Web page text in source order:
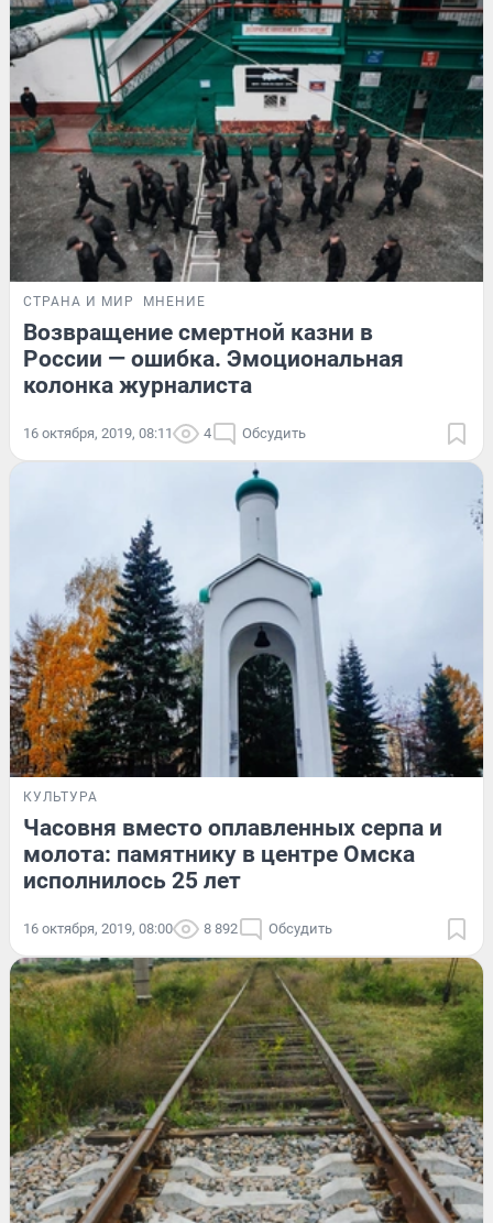
СТРАНА И МИР МНЕНИЕ
Возвращение смертной казни в
России — ошибка. Эмоциональная
колонка журналиста
16 октября, 2019, 08:11 4 Обсудить
КУЛЬТУРА
Часовня вместо оплавленных серпа и
молота: памятнику в центре Омска
исполнилось 25 лет
16 октября, 2019, 08:00 8 892 Обсудить